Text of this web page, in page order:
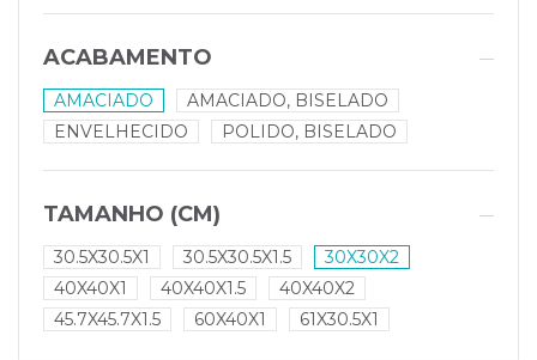
ACABAMENTO
AMACIADO
AMACIADO, BISELADO
ENVELHECIDO
POLIDO, BISELADO
TAMANHO (CM)
30.5X30.5X1 30.5X30.5X1.5
30X30X2
40X40X1
40X40X1.5
40X40X2
45.7X45.7X1.5
60X40X1 61X30.5X1